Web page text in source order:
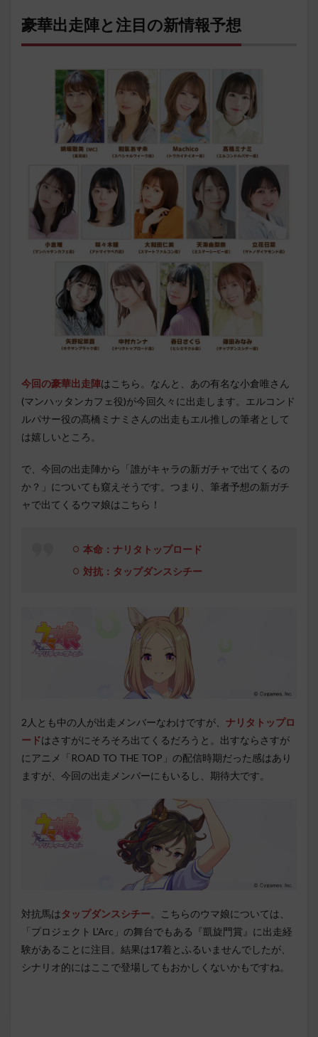
豪華出走陣と注目の新情報予想
今回の豪華出走陣はこちら。なんと、あの有名な小倉唯さん
(マンハッタンカフェ役)が今回久々に出走します。エルコンド
ルパサー役の髙橋ミナミさんの出走もエル推しの筆者として
は嬉しいところ。
で、今回の出走陣から「誰がキャラの新ガチャで出てくるの
か？」についても窺えそうです。つまり、筆者予想の新ガチ
ャで出てくるウマ娘はこちら！
本命：ナリタトップロード
対抗：タップダンスシチー
2人とも中の人が出走メンバーなわけですが、 ナリタトップロ
ードはさすがにそろそろ出てくるだろうと。出すならさすが
にアニメ「ROAD TO THE TOP」の配信時期だった感はあり
ますが、今回の出走メンバーにもいるし、期待大です。
対抗馬は タップダンスシチー。こちらのウマ娘については、
「プロジェクト L’Arc」の舞台でもある『凱旋門賞』に出走経
験があることに注目。結果は17着とふるいませんでしたが、
シナリオ的にはここで登場してもおかしくないかもですね。